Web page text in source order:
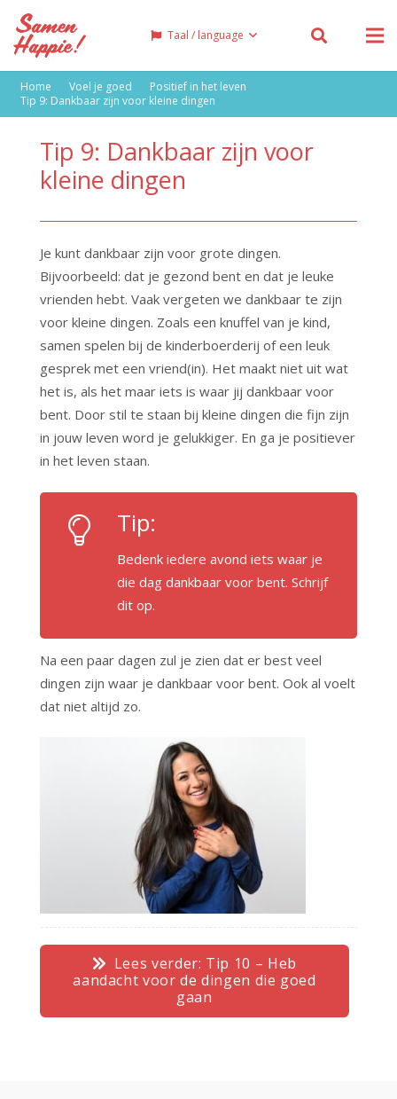
Taal / language
Home Voel je goed
Positief in het leven
Tip 9: Dankbaar zijn voor kleine dingen
Tip 9: Dankbaar zijn voor
kleine dingen
Je kunt dankbaar zijn voor grote dingen.
Bijvoorbeeld: dat je gezond bent en dat je leuke
vrienden hebt. Vaak vergeten we dankbaar te zijn
voor kleine dingen. Zoals een knuffel van je kind,
samen spelen bij de kinderboerderij of een leuk
gesprek met een vriend(in). Het maakt niet uit wat
het is, als het maar iets is waar jij dankbaar voor
bent. Door stil te staan bij kleine dingen die fijn zijn
in jouw leven word je gelukkiger. En ga je positiever
in het leven staan.
Tip:
Bedenk iedere avond iets waar je
die dag dankbaar voor bent. Schrijf
dit op.
Na een paar dagen zul je zien dat er best veel
dingen zijn waar je dankbaar voor bent. Ook al voelt
dat niet altijd zo.
Lees verder: Tip 10 – Heb
aandacht voor de dingen die goed
gaan